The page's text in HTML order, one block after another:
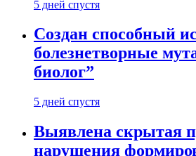
5 дней спустя
Создан способный
болезнетворные
биолог”
5 дней спустя
Выявлена скрытая
нарушения